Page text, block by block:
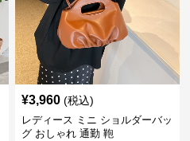
¥3,960 (税込)
レディース ミニ ショルダーバッ
グ おしゃれ 通勤 鞄